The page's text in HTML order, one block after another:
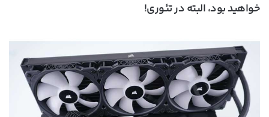
خواهید بود، البته در تئوری!